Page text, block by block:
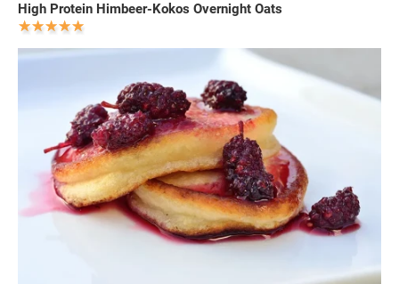
High Protein Himbeer-Kokos Overnight Oats